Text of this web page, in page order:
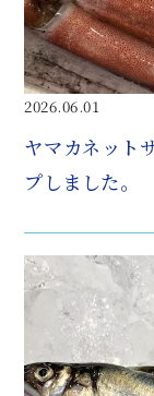
2026.06.01
ヤマカネッ
プしました。